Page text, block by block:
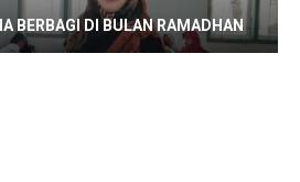
BERBAGI DI BULAN RAMADHAN